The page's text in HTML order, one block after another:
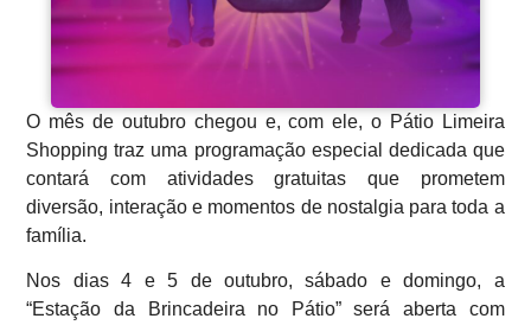
O mês de outubro chegou e, com ele, o Pátio Limeira
Shopping traz uma programação especial dedicada que
contará com atividades gratuitas que prometem
diversão, interação e momentos de nostalgia para toda a
família.
Nos dias 4 e 5 de outubro, sábado e domingo, a
“Estação da Brincadeira no Pátio” será aberta com